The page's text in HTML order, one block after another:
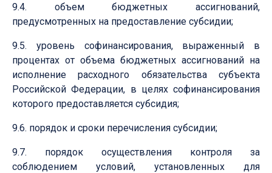
9.4. объем бюджетных ассигнований,
предусмотренных на предоставление субсидии;
9.5. уровень софинансирования, выраженный в
процентах от объема бюджетных ассигнований на
исполнение расходного обязательства субъекта
Российской Федерации, в целях софинансирования
которого предоставляется субсидия;
9.6. порядок и сроки перечисления субсидии;
9.7. порядок осуществления контроля за
соблюдением условий, установленных для